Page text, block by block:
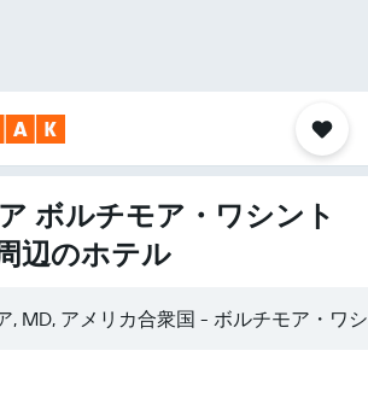
ボルチモア・ワシント
辺のホテル
, MD, アメリカ合衆国 - ボルチモア・ワ